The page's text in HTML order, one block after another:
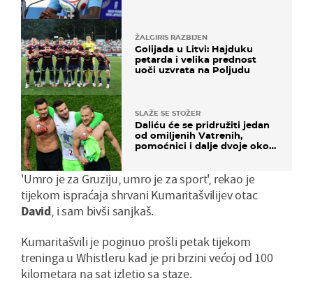
ŽALGIRIS RAZBIJEN
Golijada u Litvi: Hajduku
petarda i velika prednost
uoči uzvrata na Poljudu
SLAŽE SE STOŽER
Daliću će se pridružiti jedan
od omiljenih Vatrenih,
pomoćnici i dalje dvoje oko
'Umro je za Gruziju, umro je za sport', rekao je
tijekom ispraćaja shrvani Kumaritašvilijev otac
David, i sam bivši sanjkaš.
Kumaritašvili je poginuo prošli petak tijekom
treninga u Whistleru kad je pri brzini većoj od 100
kilometara na sat izletio sa staze.